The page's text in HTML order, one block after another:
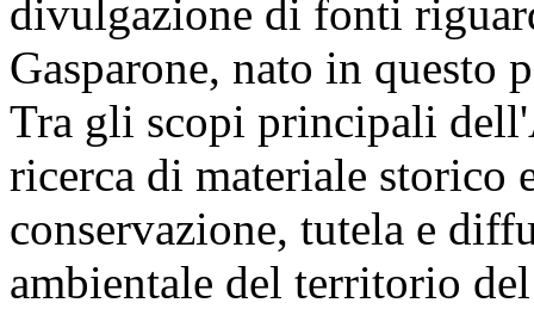
divulgazione di fonti
Gasparone, nato in questo
Tra gli scopi principali
ricerca di materiale storico
conservazione, tutela e
ambientale del territorio